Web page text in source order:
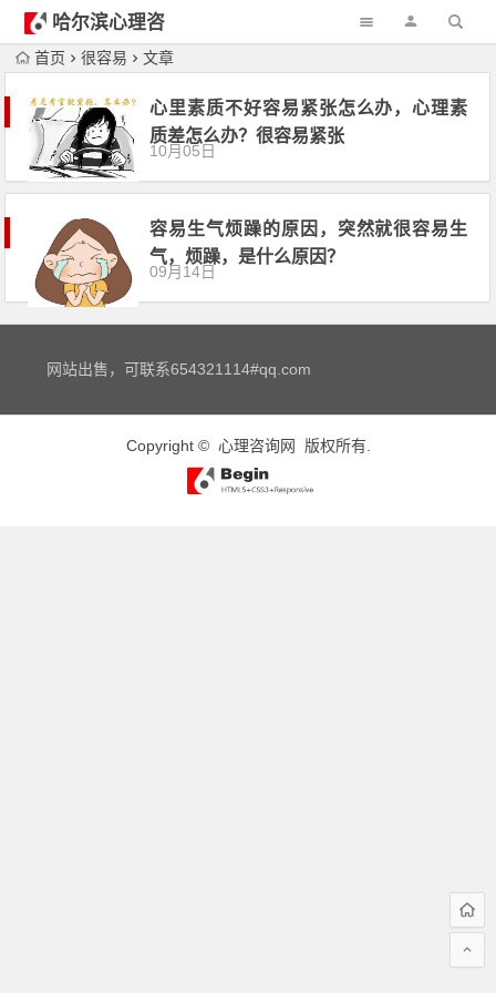
哈尔滨心理咨
询首页 很容易 文章
心里素质不好容易紧张怎么办，心理素
质差怎么办？很容易紧张
10月05日
容易生气烦躁的原因，突然就很容易生
气，烦躁，是什么原因？
09月14日
网站出售，可联系654321114#qq.com
Copyright © 心理咨询网 版权所有.